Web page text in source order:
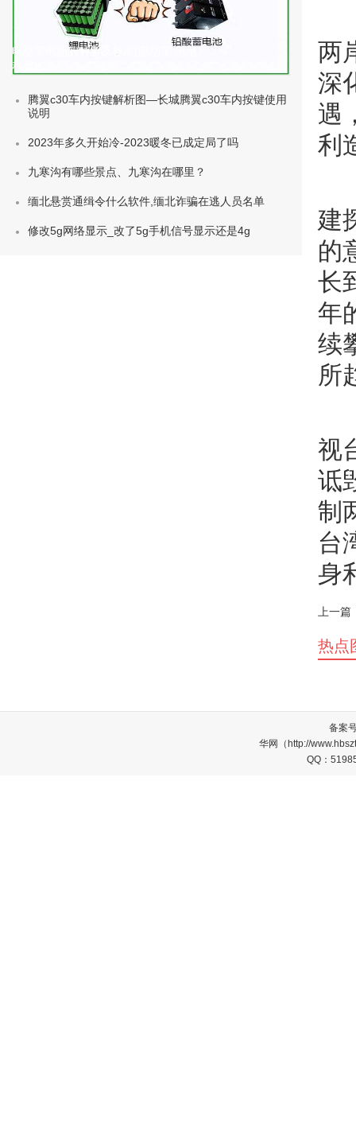
两
深
遇
利
建
的
长
年
续
所
视
诋
制
台
身
上一篇
电动车电池的种类及标准(电动车 电池
种类)
腾翼c30车内按键解析图—长城腾翼c30车内按键使用
说明
2023年多久开始冷-2023暖冬已成定局了吗
九寒沟有哪些景点、九寒沟在哪里？
缅北悬赏通缉令什么软件,缅北诈骗在逃人员名单
修改5g网络显示_改了5g手机信号显示还是4g
热点
备案
华网（http://
QQ：